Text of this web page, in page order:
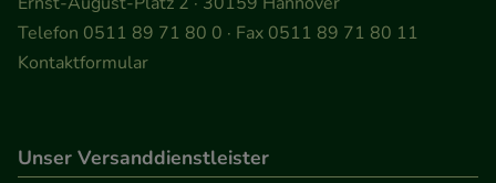
Telefon 0511 89 71 80 0 · Fax 0511 89 71 80 11
Kontaktformular
Unser Versanddienstleister